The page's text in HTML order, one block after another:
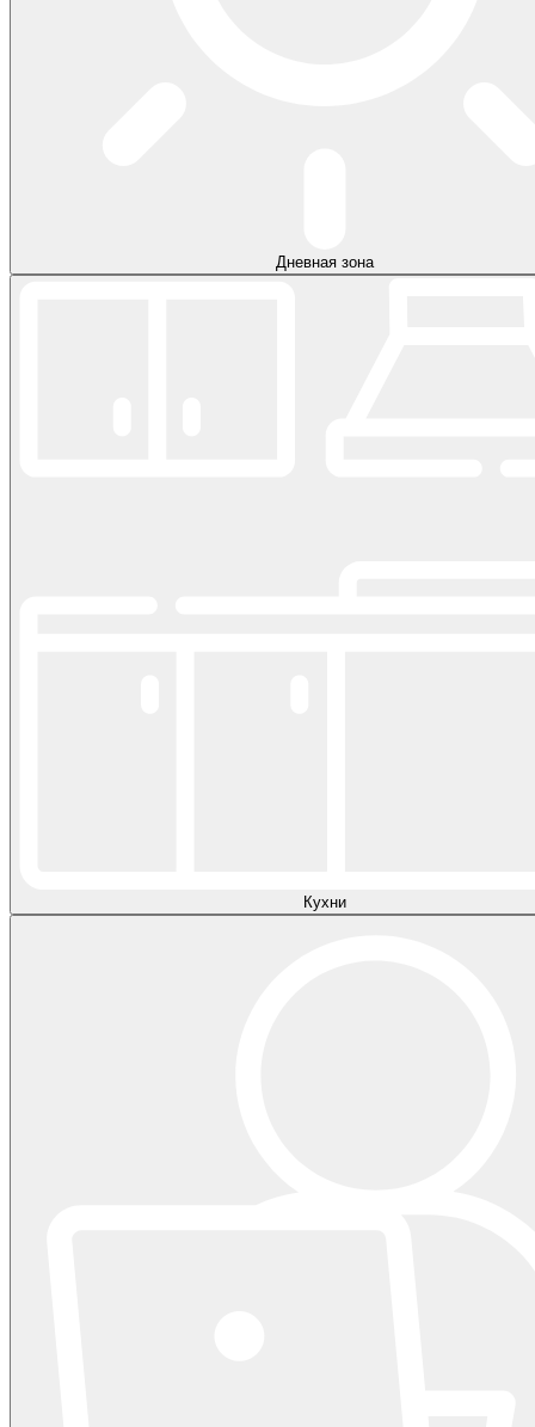
Дневная зона
Кухни